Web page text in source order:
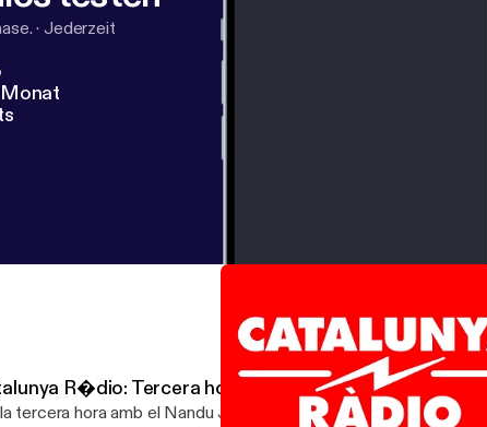
· Jederzeit
R�dio: Tercera hora - 14/07/16
tercera hora amb el Nandu Jubany parlant de confitures. Tamb�